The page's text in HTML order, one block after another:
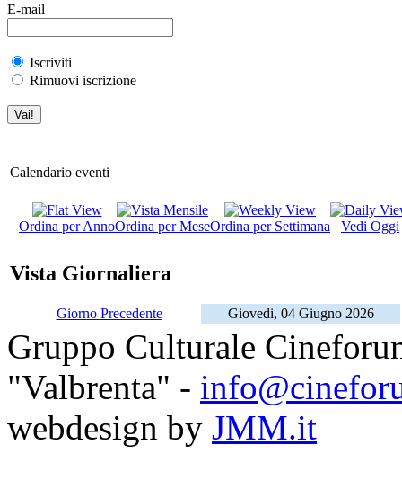
E-mail
Iscriviti
Rimuovi iscrizione
Calendario eventi
Ordina per AnnoOrdina per MeseOrdina per Settimana Vedi Oggi
Vista Giornaliera
Giorno Precedente Giovedi, 04 Giugno 2026
Gruppo Culturale
"Valbrenta" -
webdesign by JMM.it